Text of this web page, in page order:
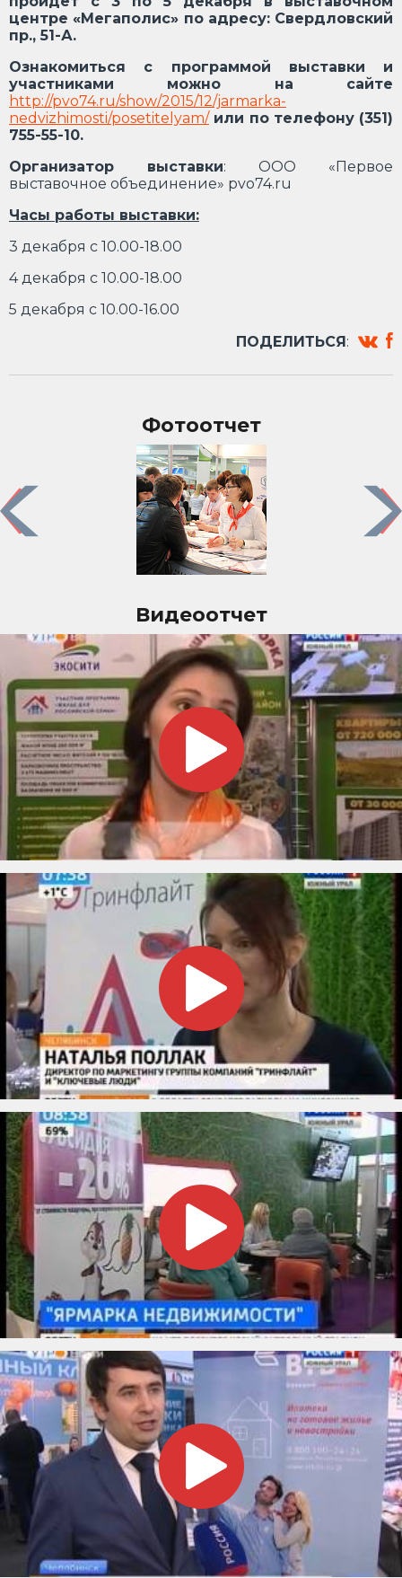
центре «Мегаполис» по адресу: Свердловский
пр., 51-А.
Ознакомиться с программой выставки и
участниками можно на сайте
http://pvo74.ru/show/2015/12/jarmarka-
nedvizhimosti/posetitelyam/или по телефону (351)
755-55-10.
Организатор выставки: ООО «Первое
выставочное объединение» pvo74.ru
Часы работы выставки:
3 декабря с 10.00-18.00
4 декабря с 10.00-18.00
5 декабря с 10.00-16.00
ПОДЕЛИТЬСЯ:
Фотоотчет
Previous
Видеоотчет